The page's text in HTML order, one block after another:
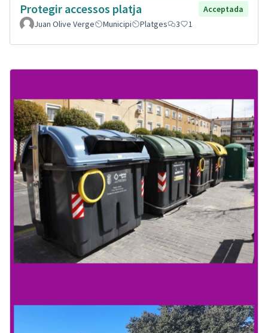
Protegir accessos platja
Acceptada
Juan Olive Verge
Municipi Platges 3 1